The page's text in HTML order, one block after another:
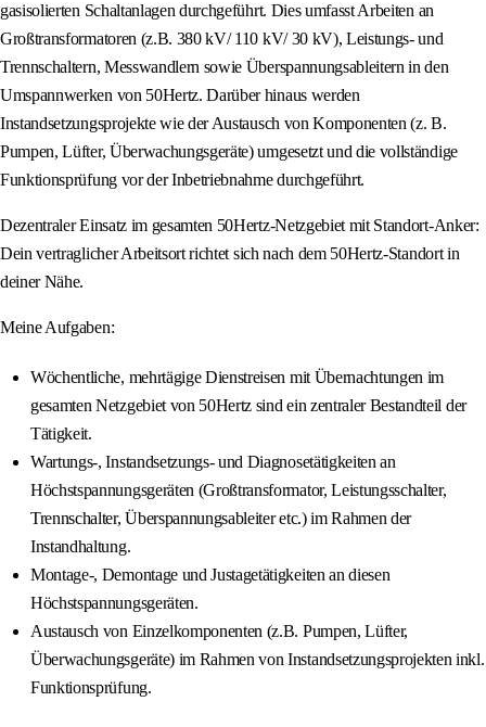
gasisolierten Schaltanlagen durchgeführt. Dies umfasst Arbeiten an
Großtransformatoren (z.B. 380 kV/ 110 kV/ 30 kV), Leistungs‑ und
Trennschaltern, Messwandlern sowie Überspannungsableitern in den
Umspannwerken von 50Hertz. Darüber hinaus werden
Instandsetzungsprojekte wie der Austausch von Komponenten (z. B.
Pumpen, Lüfter, Überwachungsgeräte) umgesetzt und die vollständige
Funktionsprüfung vor der Inbetriebnahme durchgeführt.
Dezentraler Einsatz im gesamten 50Hertz-Netzgebiet mit Standort-Anker:
Dein vertraglicher Arbeitsort richtet sich nach dem 50Hertz-Standort in
deiner Nähe.
Meine Aufgaben:
Wöchentliche, mehrtägige Dienstreisen mit Übernachtungen im
gesamten Netzgebiet von 50Hertz sind ein zentraler Bestandteil der
Tätigkeit.
Wartungs-, Instandsetzungs- und Diagnosetätigkeiten an
Höchstspannungsgeräten (Großtransformator, Leistungsschalter,
Trennschalter, Überspannungsableiter etc.) im Rahmen der
Instandhaltung.
Montage-, Demontage und Justagetätigkeiten an diesen
Höchstspannungsgeräten.
Austausch von Einzelkomponenten (z.B. Pumpen, Lüfter,
Überwachungsgeräte) im Rahmen von Instandsetzungsprojekten inkl.
Funktionsprüfung.